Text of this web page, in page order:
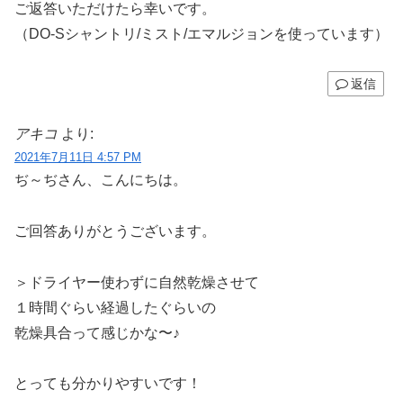
ご返答いただけたら幸いです。
（DO-Sシャントリ/ミスト/エマルジョンを使っています）
返信
アキコ より:
2021年7月11日 4:57 PM
ぢ～ぢさん、こんにちは。
ご回答ありがとうございます。
＞ドライヤー使わずに自然乾燥させて
１時間ぐらい経過したぐらいの
乾燥具合って感じかな〜♪
とっても分かりやすいです！